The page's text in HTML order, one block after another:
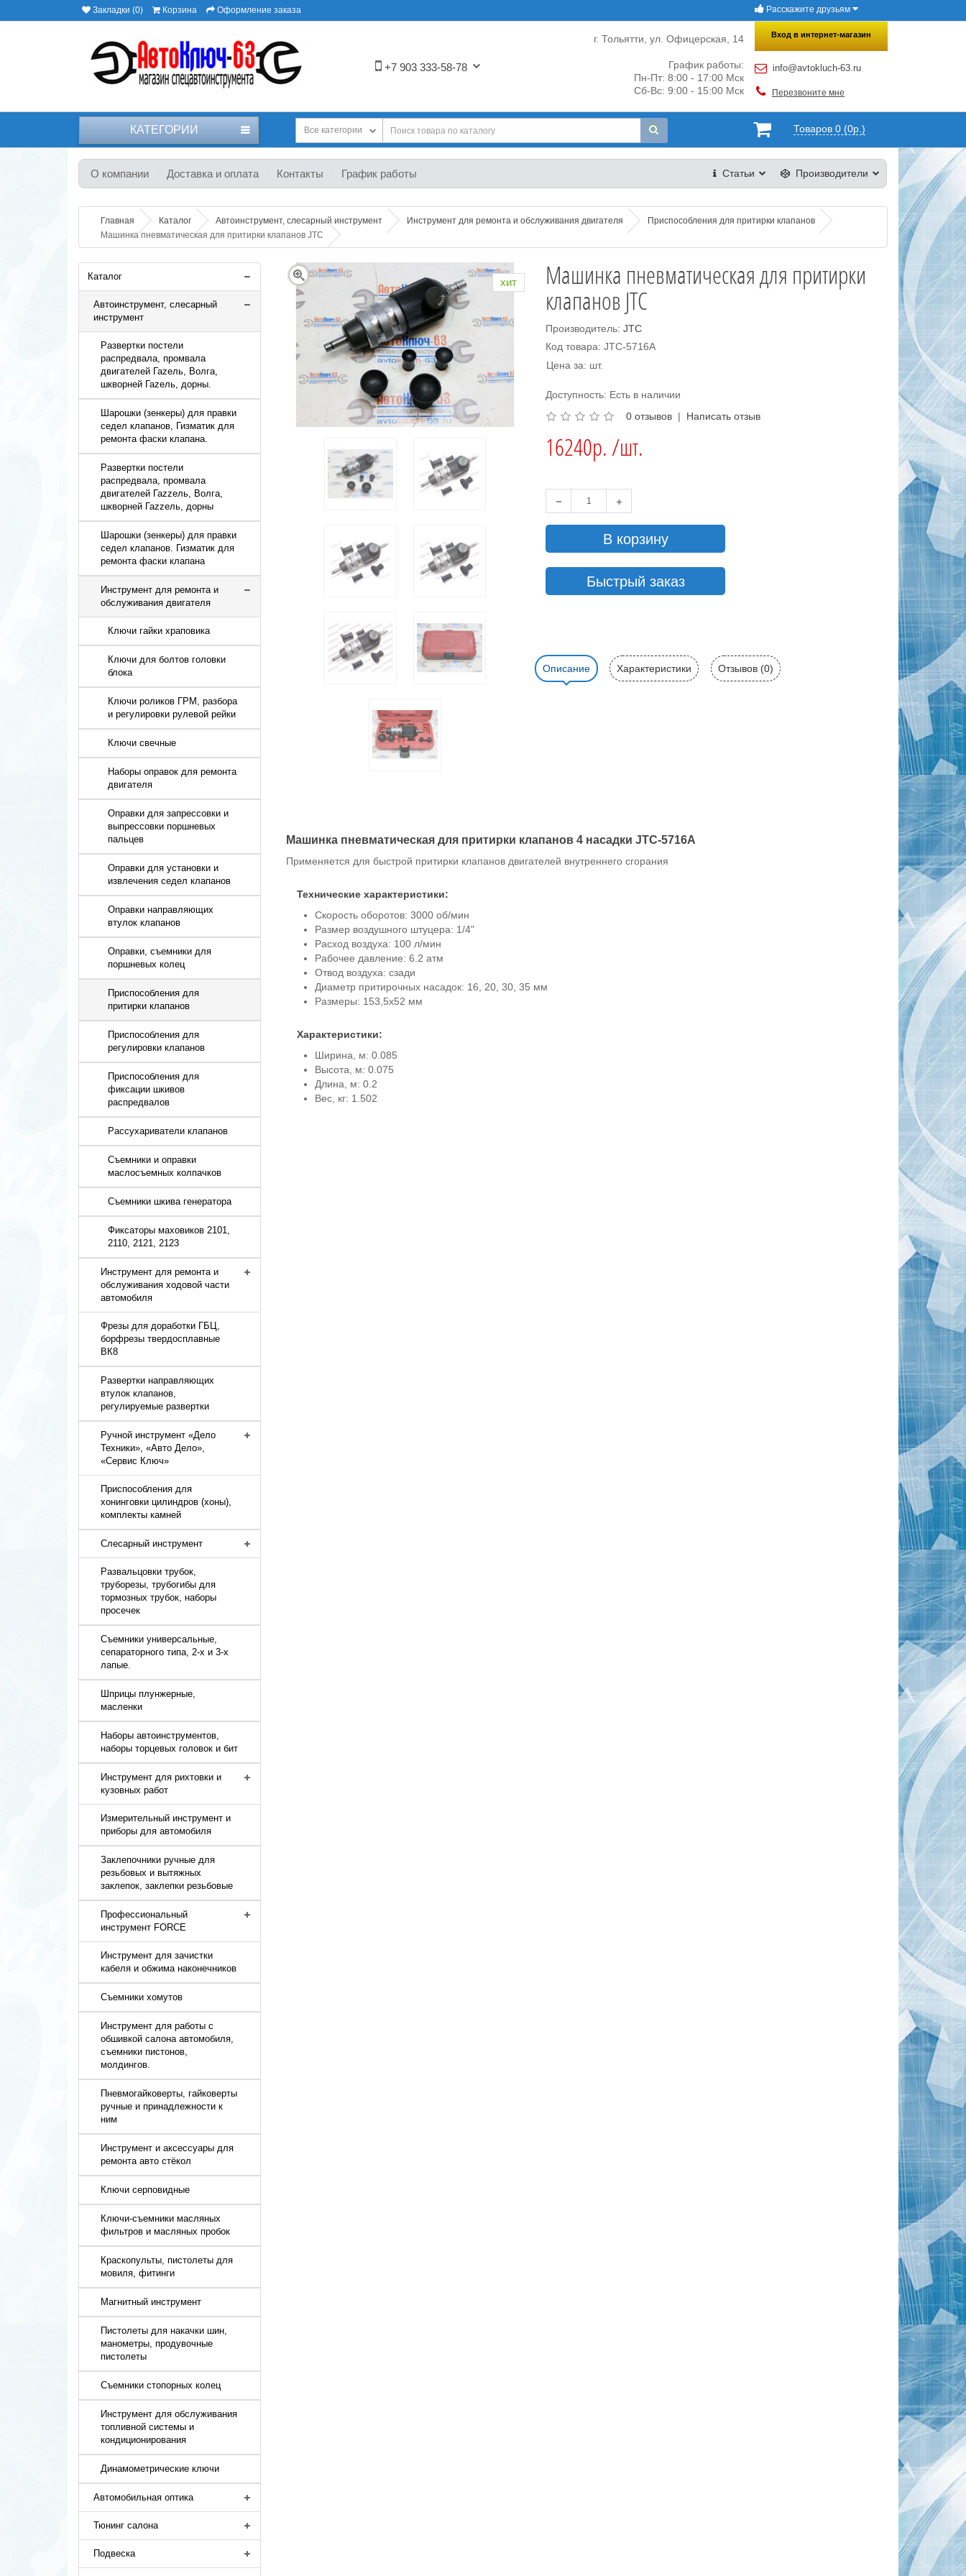
×
Закладки (0) Корзина Оформление заказа Расскажите друзьям
+7 903 333-58-78
Вход в интернет-магазин
info@avtokluch-63.ru
Перезвоните мне
г. Тольятти, ул. Офицерская, 14
График работы:
Пн-Пт: 8:00 - 17:00 Мск
Сб-Вс: 9:00 - 15:00 Мск
КАТЕГОРИИ Товаров 0 (0р.)
Все категории
О компании Доставка и оплата Контакты График работы Производители
Статьи
Главная Каталог Автоинструмент, слесарный инструмент Инструмент для ремонта и обслуживания двигателя
Приспособления для притирки клапанов
Машинка пневматическая для притирки клапанов JTC
Каталог
Автоинструмент, слесарный
инструмент
Развертки постели
распредвала, промвала
двигателей Гаzель, Волга,
шкворней Гаzель, дорны.
Шарошки (зенкеры) для правки
седел клапанов, Гизматик для
ремонта фаски клапана.
Развертки постели
распредвала, промвала
двигателей Гаzzель, Волга,
шкворней Гаzzель, дорны
Шарошки (зенкеры) для правки
седел клапанов. Гизматик для
ремонта фаски клапана
Инструмент для ремонта и
обслуживания двигателя
Ключи гайки храповика
Ключи для болтов головки
блока
Ключи роликов ГРМ, разбора
и регулировки рулевой рейки
Ключи свечные
Наборы оправок для ремонта
двигателя
Оправки для запрессовки и
выпрессовки поршневых
пальцев
Оправки для установки и
извлечения седел клапанов
Оправки направляющих
втулок клапанов
Оправки, съемники для
поршневых колец
Приспособления для
притирки клапанов
Приспособления для
регулировки клапанов
Приспособления для
фиксации шкивов
распредвалов
Рассухариватели клапанов
Съемники и оправки
маслосъемных колпачков
Съемники шкива генератора
Фиксаторы маховиков 2101,
2110, 2121, 2123
Инструмент для ремонта и
обслуживания ходовой части
автомобиля
Фрезы для доработки ГБЦ,
борфрезы твердосплавные
ВК8
Развертки направляющих
втулок клапанов,
регулируемые развертки
Ручной инструмент «Дело
Техники», «Авто Дело»,
«Сервис Ключ»
Приспособления для
хонинговки цилиндров (хоны),
комплекты камней
Слесарный инструмент
Развальцовки трубок,
труборезы, трубогибы для
тормозных трубок, наборы
просечек
Съемники универсальные,
сепараторного типа, 2-х и 3-х
лапые.
Шприцы плунжерные,
масленки
Наборы автоинструментов,
наборы торцевых головок и бит
Инструмент для рихтовки и
кузовных работ
Измерительный инструмент и
приборы для автомобиля
Заклепочники ручные для
резьбовых и вытяжных
заклепок, заклепки резьбовые
Профессиональный
инструмент FORCE
Инструмент для зачистки
кабеля и обжима наконечников
Съемники хомутов
Инструмент для работы с
обшивкой салона автомобиля,
съемники пистонов,
молдингов.
Пневмогайковерты, гайковерты
ручные и принадлежности к
ним
Инструмент и аксессуары для
ремонта авто стёкол
Ключи серповидные
Ключи-съемники масляных
фильтров и масляных пробок
Краскопульты, пистолеты для
мовиля, фитинги
Магнитный инструмент
Пистолеты для накачки шин,
манометры, продувочные
пистолеты
Съемники стопорных колец
Инструмент для обслуживания
топливной системы и
кондиционирования
Динамометрические ключи
Автомобильная оптика
Тюнинг салона
Подвеска
хит
Машинка пневматическая для притирки
клапанов JTC
Производитель:JTC
Код товара: JTC-5716A
Цена за: шт.
Доступность: Есть в наличии
0 отзывов | Написать отзыв
16240р. /шт.
В корзину
Быстрый заказ
Описание Характеристики Отзывов (0)
Машинка пневматическая для притирки клапанов 4 насадки JTC-5716A
Применяется для быстрой притирки клапанов двигателей внутреннего сгорания
Технические характеристики:
Скорость оборотов: 3000 об/мин
Размер воздушного штуцера: 1/4"
Расход воздуха: 100 л/мин
Рабочее давление: 6.2 атм
Отвод воздуха: сзади
Диаметр притирочных насадок: 16, 20, 30, 35 мм
Размеры: 153,5х52 мм
Характеристики:
Ширина, м: 0.085
Высота, м: 0.075
Длина, м: 0.2
Вес, кг: 1.502